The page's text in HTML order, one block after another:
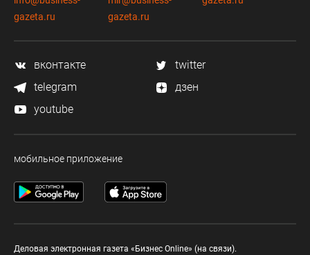
gazeta.ru
gazeta.ru
вконтакте
twitter
telegram
дзен
youtube
мобильное приложение
Деловая электронная газета «Бизнес Online» (на связи).